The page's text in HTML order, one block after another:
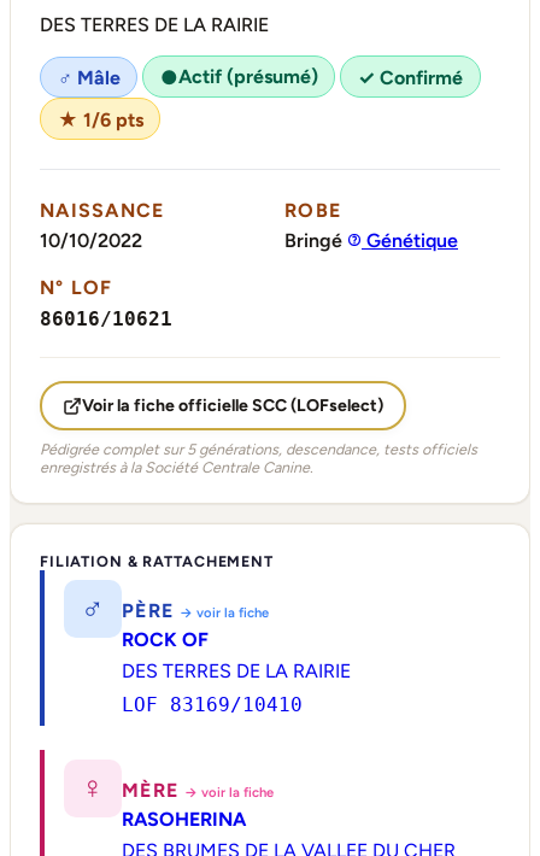
DES TERRES DE LA RAIRIE
♂ Mâle ●Actif (présumé)
✓ Confirmé
★ 1/6 pts
NAISSANCE
10/10/2022
ROBE
Bringé
Génétique
N° LOF
86016/10621
Voir la fiche officielle SCC (LOFselect)
Pédigrée complet sur 5 générations, descendance, tests officiels
enregistrés à la Société Centrale Canine.
FILIATION & RATTACHEMENT
♂ PÈRE → voir la fiche
ROCK OF
DES TERRES DE LA RAIRIE
LOF 83169/10410
♀ MÈRE → voir la fiche
RASOHERINA
DES BRUMES DE LA VALLEE DU CHER